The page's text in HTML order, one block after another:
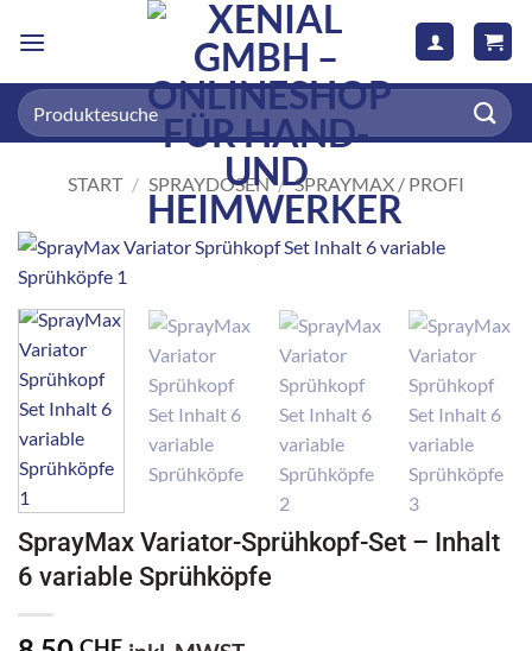
Inhalt
Suchen
nach:
START / SPRAYDOSEN / SPRAYMAX / PROFI
SprayMax Variator-Sprühkopf-Set – Inhalt
6 variable Sprühköpfe